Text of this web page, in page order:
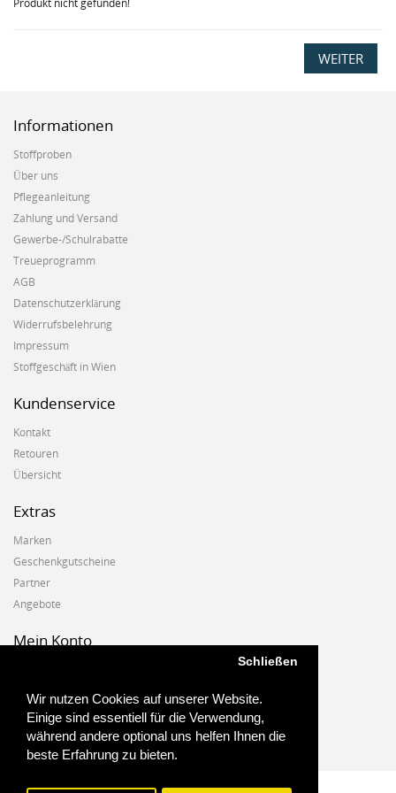
Wir nutzen Cookies auf unserer Website.
Einige sind essentiell für die Verwendung,
während andere optional uns helfen Ihnen die
beste Erfahrung zu bieten.
Schließen
Produkt nicht gefunden!
WEITER
Informationen
Stoffproben
Über uns
Pflegeanleitung
Zahlung und Versand
Gewerbe-/Schulrabatte
Treueprogramm
AGB
Datenschutzerklärung
Widerrufsbelehrung
Impressum
Stoffgeschäft in Wien
Kundenservice
Kontakt
Retouren
Übersicht
Extras
Marken
Geschenkgutscheine
Partner
Angebote
Mein Konto
Auftragshistorie
Wunschzettel
Newsletter